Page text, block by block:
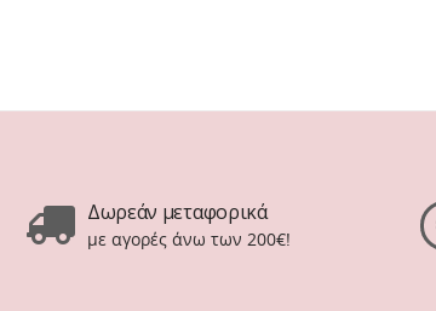
Δωρεάν μεταφορικά
με αγορές άνω των 200€!